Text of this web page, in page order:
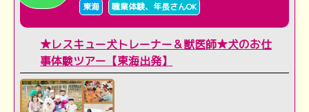
東海 職業体験、年長さんOK
★レスキュー犬トレーナー＆獣医師★犬のお仕
事体験ツアー【東海出発】